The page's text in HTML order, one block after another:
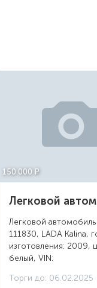
150 000 ¤
Легковой
111830, LADA Kalina,
изготовления: 2009,
белый, VIN:
УЕ 110252, г/н:
Торги до: 06.02.2025